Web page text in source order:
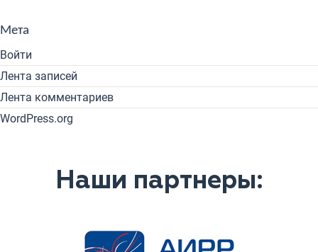
Мета
Войти
Лента записей
Лента комментариев
WordPress.org
Наши партнеры: